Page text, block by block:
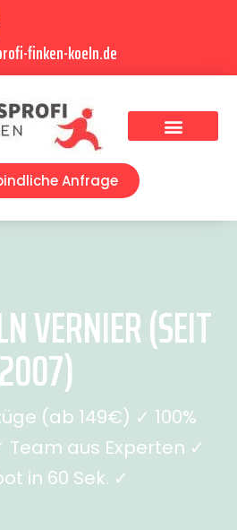
finken-koeln.de
Anfrage
VERNIER (SEIT
2007)
(ab 149€) ✓ 100%
aus Experten ✓
in 60 Sek. ✓